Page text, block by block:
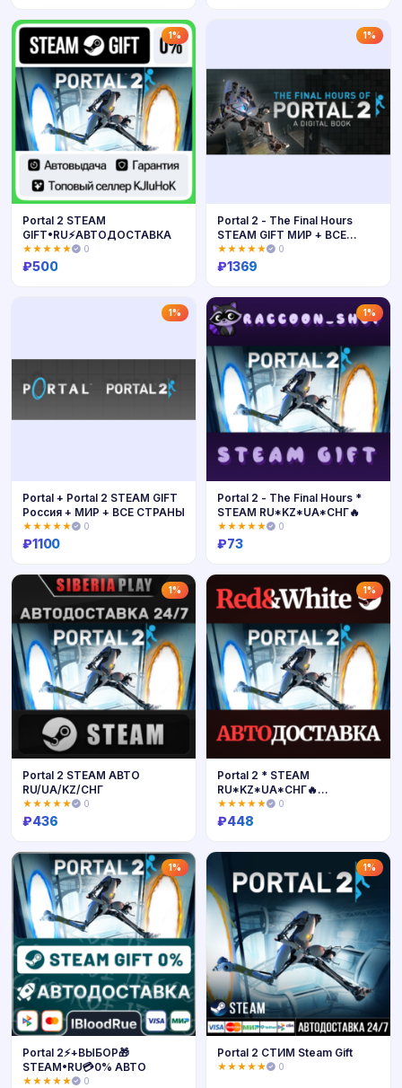
Купить 1%
Portal 2 STEAM
GIFT•RU⚡️АВТОДОСТАВКА
★★★★★ 0
₽500
1%
Купить
Portal 2 - The Final Hours
STEAM GIFT МИР + ВСЕ
СТРАНЫ
★★★★★ 0
₽1369
1%
Купить
Portal + Portal 2 STEAM GIFT
Россия + МИР + ВСЕ СТРАНЫ
★★★★★ 0
₽1100
1%
Купить
Portal 2 - The Final Hours *
STEAM RU*KZ*UA*СНГ🔥
★★★★★ 0
₽73
1%
Купить
Portal 2 STEAM АВТО
RU/UA/KZ/СНГ
★★★★★ 0
₽436
1%
Portal 2 * STEAM
RU*KZ*UA*СНГ🔥
АВТОДОСТАВКА
★★★★★ 0
₽448
1%
Portal 2⚡️+ВЫБОР🎁
STEAM•RU💳0% АВТО
★★★★★ 0
1%
Portal 2 СТИМ Steam Gift
★★★★★ 0